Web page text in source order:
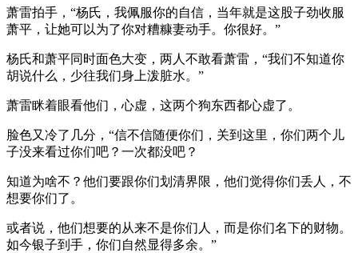
萧雷拍手，“杨氏，我佩服你的自信，当年就是这股子劲收服
萧平，让她可以为了你对糟糠妻动手。你很好。”
杨氏和萧平同时面色大变，两人不敢看萧雷，“我们不知道你
胡说什么，少往我们身上泼脏水。”
萧雷眯着眼看他们，心虚，这两个狗东西都心虚了。
脸色又冷了几分，“信不信随便你们，关到这里，你们两个儿
子没来看过你们吧？一次都没吧？
知道为啥不？他们要跟你们划清界限，他们觉得你们丢人，不
想要你们了。
或者说，他们想要的从来不是你们人，而是你们名下的财物。
如今银子到手，你们自然显得多余。”